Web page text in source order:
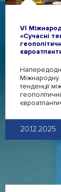
VІ
«Сучасні
Міжнародну
тенденції
20.12.2025